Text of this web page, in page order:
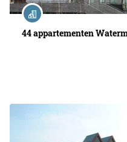
44 appartementen